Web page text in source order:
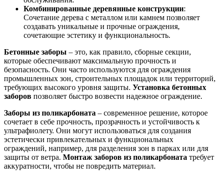
Комбинированные деревянные конструкции:
Сочетание дерева с металлом или камнем позволяет
создавать уникальные и прочные ограждения,
сочетающие эстетику и функциональность.
Бетонные заборы – это, как правило, сборные секции,
которые обеспечивают максимальную прочность и
безопасность. Они часто используются для ограждения
промышленных зон, строительных площадок или территорий,
требующих высокого уровня защиты. Установка бетонных
заборов позволяет быстро возвести надежное ограждение.
Заборы из поликарбоната – современное решение, которое
сочетает в себе прочность, прозрачность и устойчивость к
ультрафиолету. Они могут использоваться для создания
эстетически привлекательных и функциональных
ограждений, например, для разделения зон в парках или для
защиты от ветра. Монтаж заборов из поликарбоната требует
аккуратности, чтобы не повредить материал.